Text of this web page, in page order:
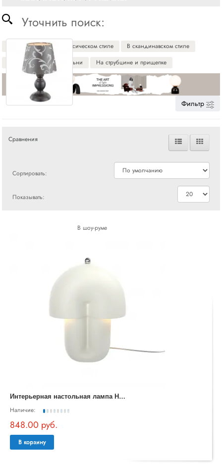
Уточнить поиск:
В стиле лофт В классическом стиле
В скандинавском стиле
Прикроватные для спальни
На струбцине и прищепке
Фильтр
Сравнения
Сортировать:
Показывать:
В шоу-руме
И
нтерьерная настольная лампа Hope MOD479TL-L14W3K1
Наличие:
848.00 руб.
В корзину